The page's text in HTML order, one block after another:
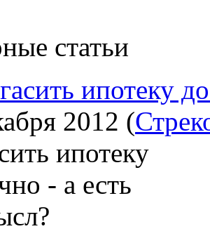
статьи
ипотеку
2012 (